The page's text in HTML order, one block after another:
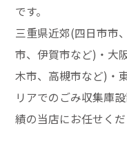
です。
三重県近郊(四日市市
市、伊賀市など)・大
木市、高槻市など)・
リアでのごみ収集庫
績の当店にお任せく